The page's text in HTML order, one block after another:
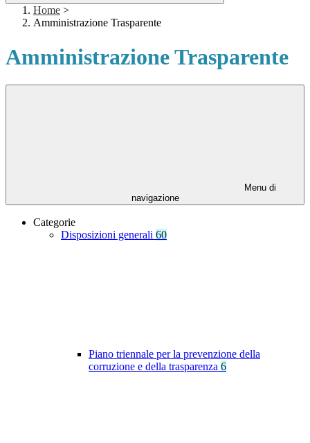
Home >
Amministrazione Trasparente
Amministrazione Trasparente
Menu di
navigazione
Categorie
Disposizioni generali 60
Piano triennale per la prevenzione della
corruzione e della trasparenza 6